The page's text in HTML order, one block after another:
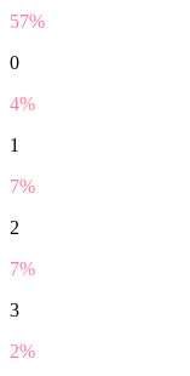
57%
0
4%
1
7%
2
7%
3
2%